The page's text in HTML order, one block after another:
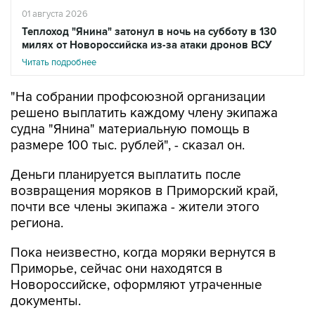
01 августа 2026
Теплоход "Янина" затонул в ночь на субботу в 130
милях от Новороссийска из-за атаки дронов ВСУ
Читать подробнее
"На собрании профсоюзной организации
решено выплатить каждому члену экипажа
судна "Янина" материальную помощь в
размере 100 тыс. рублей", - сказал он.
Деньги планируется выплатить после
возвращения моряков в Приморский край,
почти все члены экипажа - жители этого
региона.
Пока неизвестно, когда моряки вернутся в
Приморье, сейчас они находятся в
Новороссийске, оформляют утраченные
документы.